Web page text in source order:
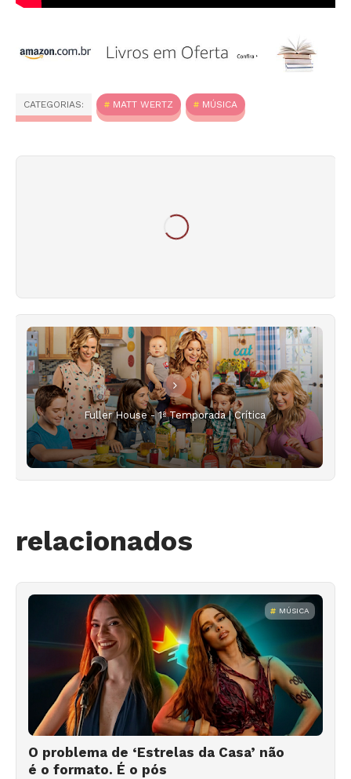
CATEGORIAS: MATT WERTZ MÚSICA
Fuller House - 1ª Temporada | Crítica
relacionados
MÚSICA
O problema de ‘Estrelas da Casa’ não
é o formato. É o pós